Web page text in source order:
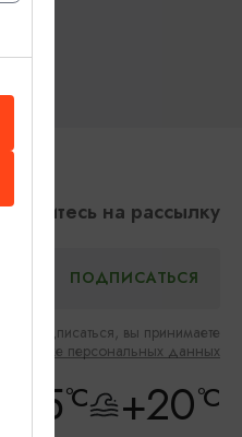
на рассылку
подписаться, вы принимаете
персональных данных
°C +20°C